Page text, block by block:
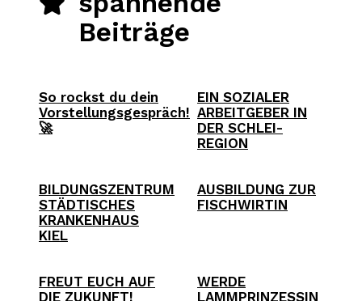
Beiträge
So rockst du dein
Vorstellungsgespräch!
🚀
EIN SOZIALER
ARBEITGEBER IN
DER SCHLEI-
REGION
BILDUNGSZENTRUM
STÄDTISCHES
KRANKENHAUS
KIEL
AUSBILDUNG ZUR
FISCHWIRTIN
FREUT EUCH AUF
DIE ZUKUNFT!
WERDE
LAMMPRINZESSIN